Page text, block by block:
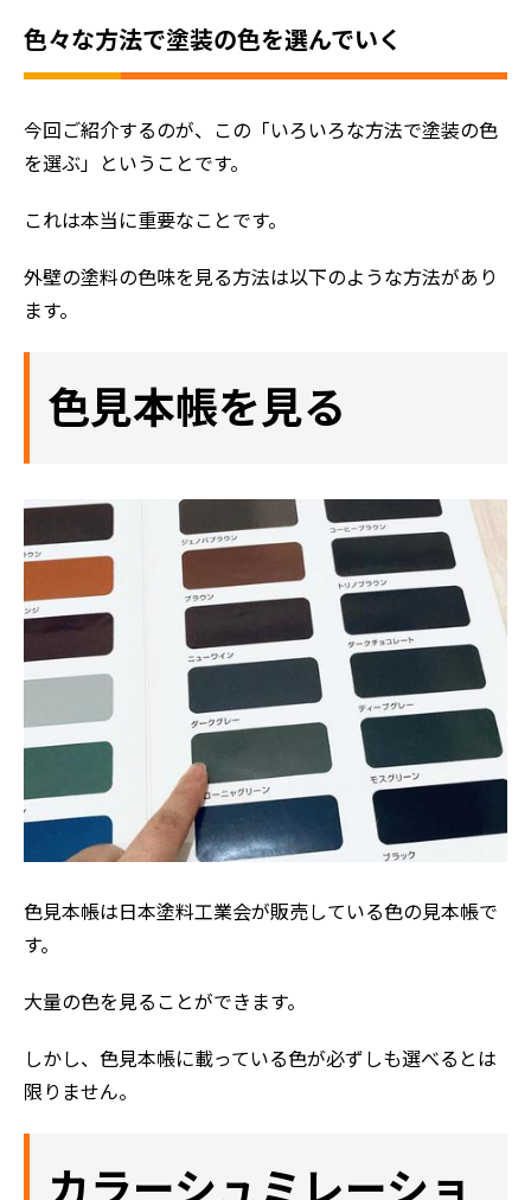
色々な方法で塗装の色を選んでいく
今回ご紹介するのが、この「いろいろな方法で塗装の色
を選ぶ」ということです。
これは本当に重要なことです。
外壁の塗料の色味を見る方法は以下のような方法があり
ます。
色見本帳を見る
色見本帳は日本塗料工業会が販売している色の見本帳で
す。
大量の色を見ることができます。
しかし、色見本帳に載っている色が必ずしも選べるとは
限りません。
カラーシュミレーショ